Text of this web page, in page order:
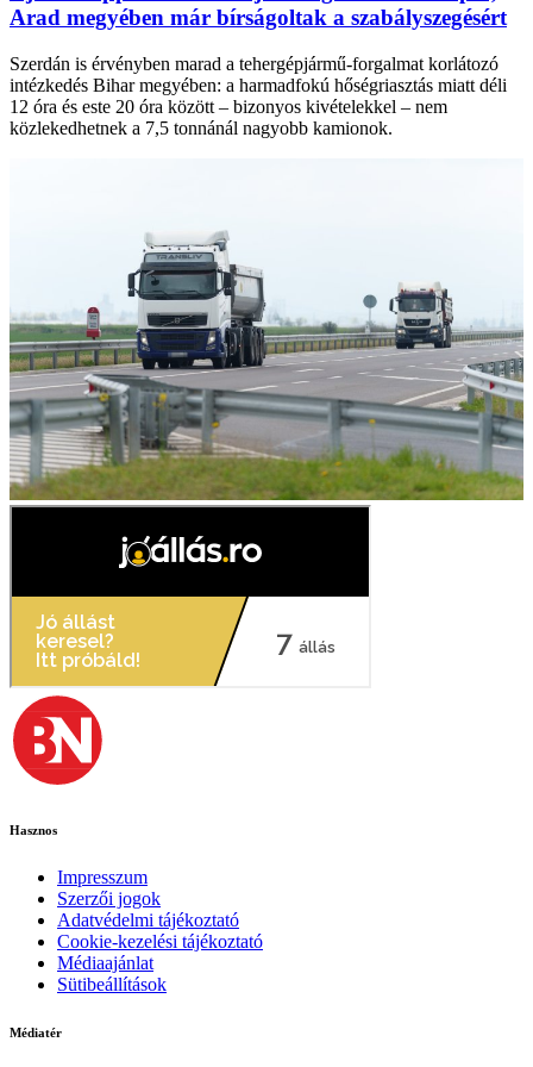
Arad megyében már bírságoltak a szabályszegésért
Szerdán is érvényben marad a tehergépjármű-forgalmat korlátozó
intézkedés Bihar megyében: a harmadfokú hőségriasztás miatt déli
12 óra és este 20 óra között – bizonyos kivételekkel – nem
közlekedhetnek a 7,5 tonnánál nagyobb kamionok.
Hasznos
Impresszum
Szerzői jogok
Adatvédelmi tájékoztató
Cookie-kezelési tájékoztató
Médiaajánlat
Sütibeállítások
Médiatér